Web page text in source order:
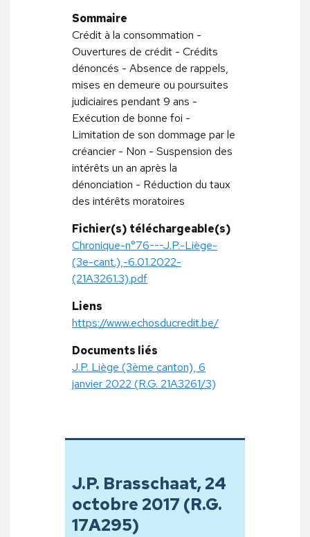
Sommaire
Crédit à la consommation -
Ouvertures de crédit - Crédits
dénoncés - Absence de rappels,
mises en demeure ou poursuites
judiciaires pendant 9 ans -
Exécution de bonne foi -
Limitation de son dommage par le
créancier - Non - Suspension des
intérêts un an après la
dénonciation - Réduction du taux
des intérêts moratoires
Fichier(s) téléchargeable(s)
Chronique-n°76---J.P.-Liège-
(3e-cant.),-6.01.2022-
(21A3261.3).pdf
Liens
https://www.echosducredit.be/
Documents liés
J.P. Liège (3ème canton), 6
janvier 2022 (R.G. 21A3261/3)
J.P. Brasschaat, 24
octobre 2017 (R.G.
17A295)